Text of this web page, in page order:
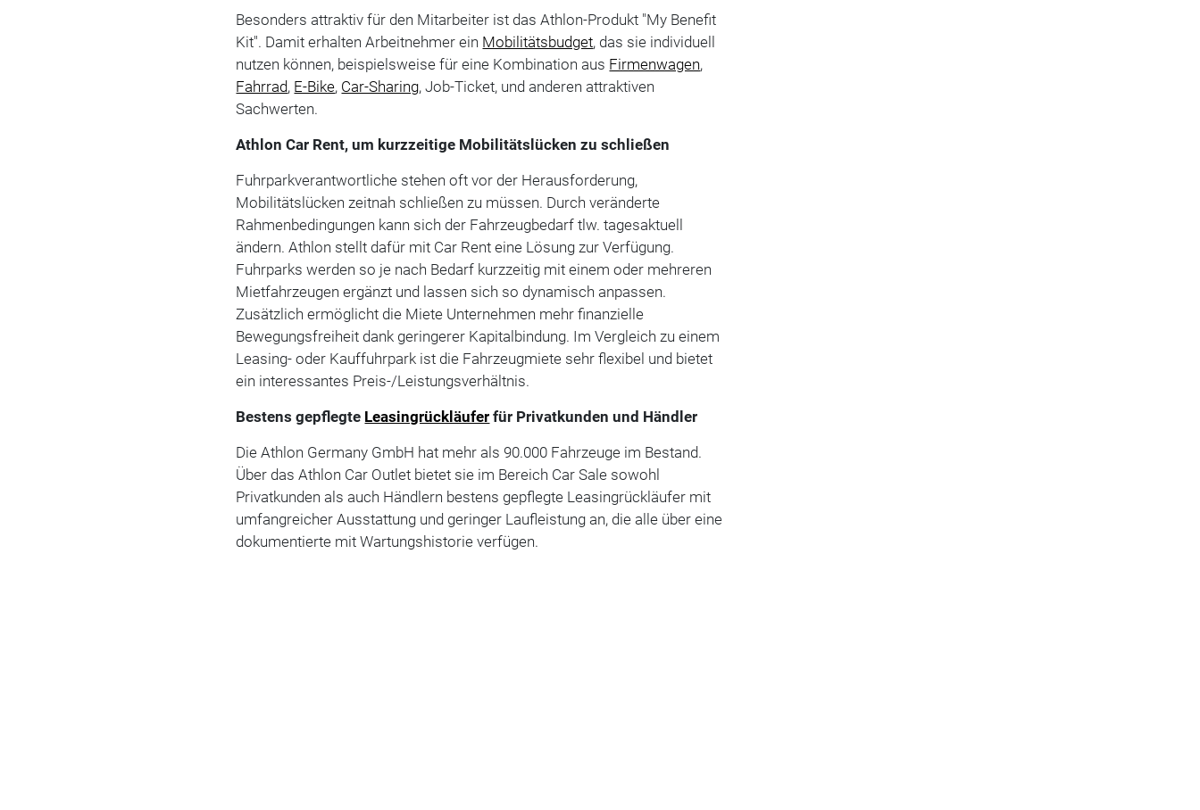
Besonders attraktiv für den Mitarbeiter ist das Athlon-Produkt "My Benefit
Kit". Damit erhalten Arbeitnehmer ein Mobilitätsbudget, das sie individuell
nutzen können, beispielsweise für eine Kombination aus Firmenwagen,
Fahrrad, E-Bike, Car-Sharing, Job-Ticket, und anderen attraktiven
Sachwerten.
Athlon Car Rent, um kurzzeitige Mobilitätslücken zu schließen
Fuhrparkverantwortliche stehen oft vor der Herausforderung,
Mobilitätslücken zeitnah schließen zu müssen. Durch veränderte
Rahmenbedingungen kann sich der Fahrzeugbedarf tlw. tagesaktuell
ändern. Athlon stellt dafür mit Car Rent eine Lösung zur Verfügung.
Fuhrparks werden so je nach Bedarf kurzzeitig mit einem oder mehreren
Mietfahrzeugen ergänzt und lassen sich so dynamisch anpassen.
Zusätzlich ermöglicht die Miete Unternehmen mehr finanzielle
Bewegungsfreiheit dank geringerer Kapitalbindung. Im Vergleich zu einem
Leasing- oder Kauffuhrpark ist die Fahrzeugmiete sehr flexibel und bietet
ein interessantes Preis-/Leistungsverhältnis.
Bestens gepflegte Leasingrückläufer für Privatkunden und Händler
Die Athlon Germany GmbH hat mehr als 90.000 Fahrzeuge im Bestand.
Über das Athlon Car Outlet bietet sie im Bereich Car Sale sowohl
Privatkunden als auch Händlern bestens gepflegte Leasingrückläufer mit
umfangreicher Ausstattung und geringer Laufleistung an, die alle über eine
dokumentierte mit Wartungshistorie verfügen.